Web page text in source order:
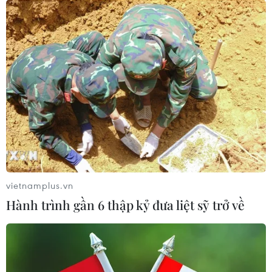
25/07/2026 09:19
FAHASA và Deli ra mắt không
gian sáng tạo văn phòng phẩm, nâng
cao văn hóa đọc
25/07/2026 02:06
Từ lửa đạn đến thủ lĩnh kinh tế thời
bình
VPBank và Coolmate nâng trải
nghiệm tại VPBank Hanoi
International Marathon
vietnamplus.vn
Hành trình gần 6 thập kỷ đưa liệt sỹ trở về